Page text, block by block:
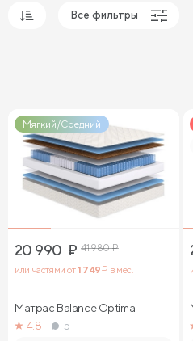
Все фильтры
Мягкий/Средний
20 990 ₽ 41 980₽
или частями от1 749₽ в мес.
Матрас Balance Optima
4.8
5